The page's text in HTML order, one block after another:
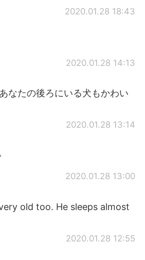
2020.01.28 18:43
2020.01.28 14:13
なたの後ろにいる犬もかわい
2020.01.28 13:14
2020.01.28 13:00
old too. He sleeps almost
2020.01.28 12:55